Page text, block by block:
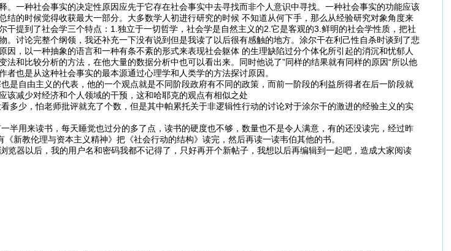
。一种社会事实的决定性原因应先于它存在社会事实中去寻找而非个人意识中寻找。一种社会事实的功能应该
结的时候觉得收获最大一部分。大多数学人初进行研究的时候 不知道从何下手，那么从经验研究对象角度来
干提到了社会学三个特点：1.独立于一切哲学，社会学是自然主义的2.它是客观的3.鲜明的社会学性质，把社
。讨论完整个纲领，我还补充一下没有说到但是我读了以后很有感触的地方。涂尔干在利己性自杀时谈到了悲
因，以一种抽象的语言和一种有条不紊的形式来表现社会躯体 的生理缺陷过分个体化所引起的消沉和忧郁人
和比较分析的方法，在他大量的数据分析中也可以看出来。同时他说了”同样的结果就有同样的原因“所以他
也是从这种社会事实的最本源通过心理学和人类学的方法探讨原因。
自由主义的代表，他的一个观点就是不同阶段政府有不同的政策，而前一阶段的利益所得者在后一阶段就
该减少对经济和个人领域的干预，这和哈耶克的观点有相似之处
少，怕老师批评就充了个数，但是其中帕累托关于非逻辑性行动的讨论对于涂尔干的激进的经验主义的实
用来读书，每天睡觉也过分的多了点，读书的硬度也不够，数量也不是令人满意，有的还没读完，经过昨
新教伦理与资本主义精神》把《社会行动的结构》读完，然后再读一读韦伯其他的书。
器以后，我的用户名和密码我都不记得了，只好再开个新帖子，我想以后再编辑到一起吧，造成大家阅读